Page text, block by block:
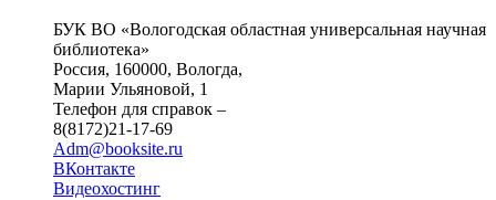
БУК ВО «Вологодская областная универсальная научная
библиотека»
Россия, 160000, Вологда,
Марии Ульяновой, 1
Телефон для справок –
8(8172)21-17-69
Adm@booksite.ru
ВКонтакте
Видеохостинг